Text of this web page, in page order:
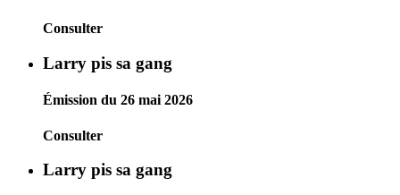
Consulter
Larry pis sa gang
Émission du 26 mai 2026
Consulter
Larry pis sa gang